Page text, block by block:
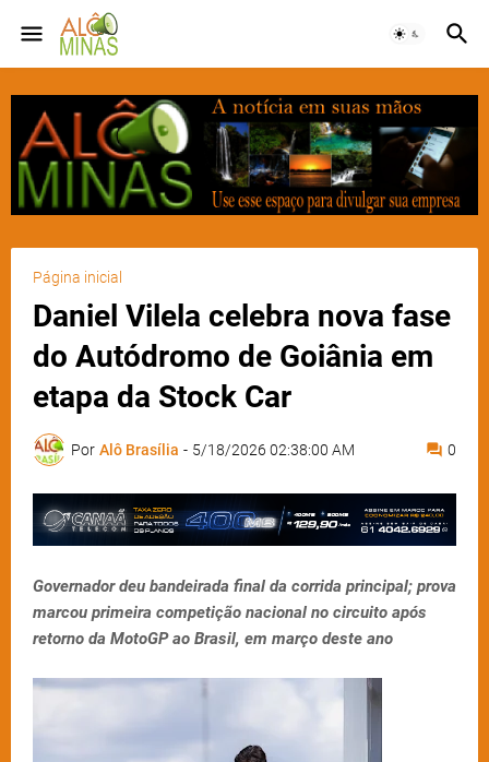
Página inicial
Daniel Vilela celebra nova fase
do Autódromo de Goiânia em
etapa da Stock Car
Por Alô Brasília - 5/18/2026 02:38:00 AM 0
Governador deu bandeirada final da corrida principal; prova
marcou primeira competição nacional no circuito após
retorno da MotoGP ao Brasil, em março deste ano